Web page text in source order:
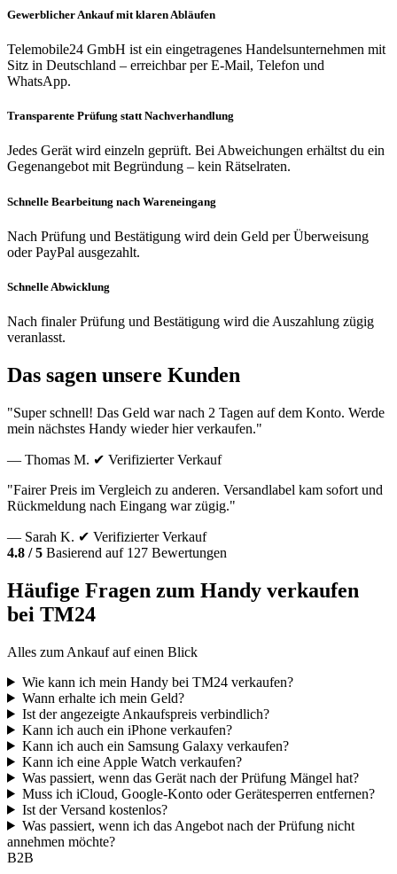
Gewerblicher Ankauf mit klaren Abläufen
Telemobile24 GmbH ist ein eingetragenes Handelsunternehmen mit
Sitz in Deutschland – erreichbar per E-Mail, Telefon und
WhatsApp.
Transparente Prüfung statt Nachverhandlung
Jedes Gerät wird einzeln geprüft. Bei Abweichungen erhältst du ein
Gegenangebot mit Begründung – kein Rätselraten.
Schnelle Bearbeitung nach Wareneingang
Nach Prüfung und Bestätigung wird dein Geld per Überweisung
oder PayPal ausgezahlt.
Schnelle Abwicklung
Nach finaler Prüfung und Bestätigung wird die Auszahlung zügig
veranlasst.
Das sagen unsere Kunden
"Super schnell! Das Geld war nach 2 Tagen auf dem Konto. Werde
mein nächstes Handy wieder hier verkaufen."
— Thomas M. ✔ Verifizierter Verkauf
"Fairer Preis im Vergleich zu anderen. Versandlabel kam sofort und
Rückmeldung nach Eingang war zügig."
— Sarah K. ✔ Verifizierter Verkauf
4.8 / 5 Basierend auf 127 Bewertungen
Häufige Fragen zum Handy verkaufen
bei TM24
Alles zum Ankauf auf einen Blick
Wie kann ich mein Handy bei TM24 verkaufen?
Wann erhalte ich mein Geld?
Ist der angezeigte Ankaufspreis verbindlich?
Kann ich auch ein iPhone verkaufen?
Kann ich auch ein Samsung Galaxy verkaufen?
Kann ich eine Apple Watch verkaufen?
Was passiert, wenn das Gerät nach der Prüfung Mängel hat?
Muss ich iCloud, Google-Konto oder Gerätesperren entfernen?
Ist der Versand kostenlos?
Was passiert, wenn ich das Angebot nach der Prüfung nicht
annehmen möchte?
B2B